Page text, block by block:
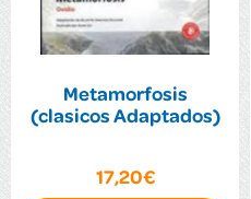
Metamorfosis
(clasicos Adaptados)
17,20€